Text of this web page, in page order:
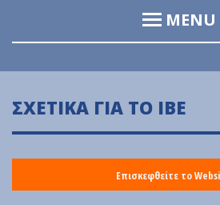
MENU
Ινστιτούτο Πυρηνικών &
Ινστιτούτο Νανοεπιστήμης &
ΣΧΕΤΙΚΆ ΓΙΑ ΤΟ ΙΒΕ
Επισκεφθείτε το